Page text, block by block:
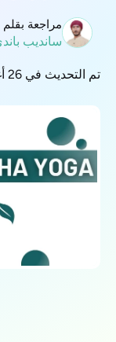
مراجعة بقلم
سانديب باندي
تم التحديث في 26 أغسطس 2025